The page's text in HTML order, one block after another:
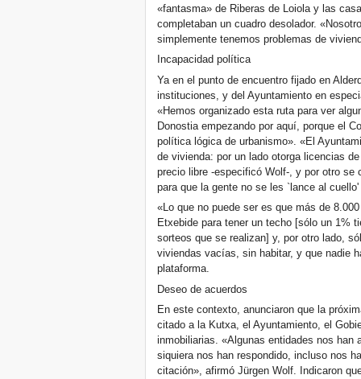
«fantasma» de Riberas de Loiola y las
completaban un cuadro desolador.
simplemente tenemos problemas de
Incapacidad política
Ya en el punto de encuentro fijado en
instituciones, y del Ayuntamiento en
«Hemos organizado esta ruta para ver
Donostia empezando por aquí, porque el
política lógica de urbanismo». «El
de vivienda: por un lado otorga licencias
precio libre -especificó Wolf-, y por otro
para que la gente no se les `lance al
«Lo que no puede ser es que más de
Etxebide para tener un techo [sólo un 1%
sorteos que se realizan] y, por otro lado,
viviendas vacías, sin habitar, y que nadie
plataforma.
Deseo de acuerdos
En este contexto, anunciaron que la
citado a la Kutxa, el Ayuntamiento, el
inmobiliarias. «Algunas entidades nos
siquiera nos han respondido, incluso nos
citación», afirmó Jürgen Wolf. Indicaron